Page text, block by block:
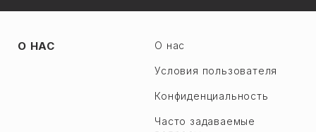
О НАС О нас
Условия пользователя
Конфиденциальность
Часто задаваемые